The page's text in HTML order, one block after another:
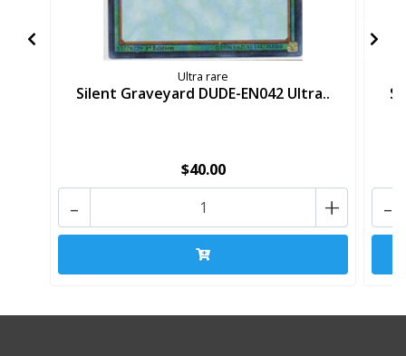
Ultra rare
Silent Graveyard DUDE-EN042 Ultra..
$40.00
+
- -